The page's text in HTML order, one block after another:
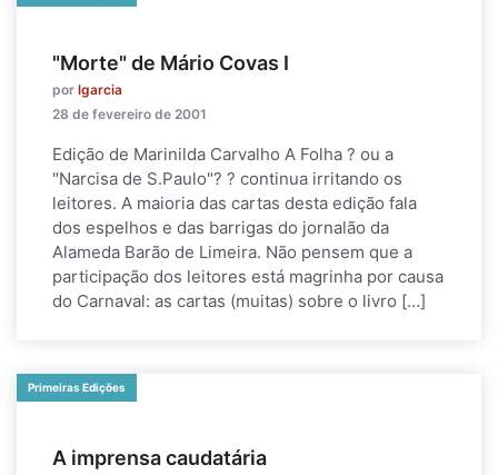
"Morte" de Mário Covas I
por lgarcia
28 de fevereiro de 2001
Edição de Marinilda Carvalho A Folha ? ou a
"Narcisa de S.Paulo"? ? continua irritando os
leitores. A maioria das cartas desta edição fala
dos espelhos e das barrigas do jornalão da
Alameda Barão de Limeira. Não pensem que a
participação dos leitores está magrinha por causa
do Carnaval: as cartas (muitas) sobre o livro […]
Primeiras Edições
A imprensa caudatária